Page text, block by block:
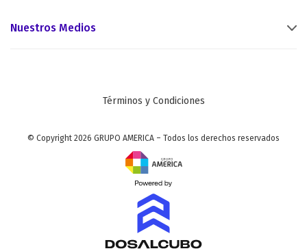
Nuestros Medios
Términos y Condiciones
© Copyright 2026 GRUPO AMERICA – Todos los derechos reservados